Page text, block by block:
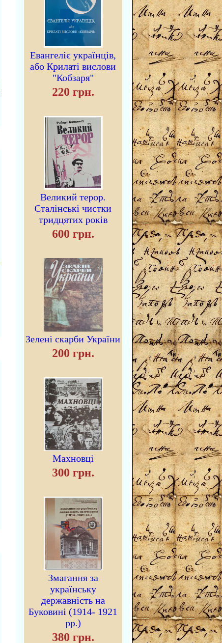
Евангеліє українців,
або Крилаті вислови
"Кобзаря"
220 грн.
Великий терор.
Сталінські чистки
тридцятих років
600 грн.
Зелені скарби України
200 грн.
Махновці
300 грн.
Змагання за
українську
державність на
Буковині (1914- 1921
рр.)
380 грн.